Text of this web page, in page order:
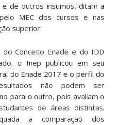
de outros insumos, ditam a
MEC dos cursos e nas
superior.
Conceito Enade e do IDD
o Inep publicou em seu
do Enade 2017 e o perfil do
não podem ser
para o outro, pois avaliam o
de áreas distintas.
a comparação dos